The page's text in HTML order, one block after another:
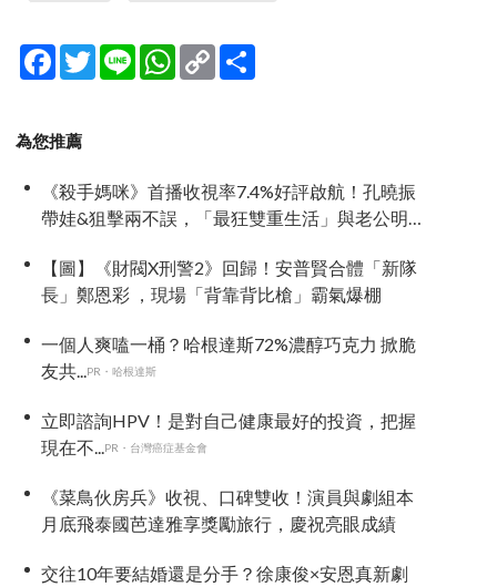
Facebook
TwitterLine WhatsApp
Copy
Link
為您推薦
《殺手媽咪》首播收視率7.4%好評啟航！孔曉振
帶娃&狙擊兩不誤，「最狂雙重生活」與老公明追
【圖】《財閥X刑警2》回歸！安普賢合體「新隊
長」鄭恩彩 ，現場「背靠背比槍」霸氣爆棚
一個人爽嗑一桶？哈根達斯72%濃醇巧克力 掀脆
友共...
PR・哈根達斯
立即諮詢HPV！是對自己健康最好的投資，把握
現在不...
PR・台灣癌症基金會
《菜鳥伙房兵》收視、口碑雙收！演員與劇組本
月底飛泰國芭達雅享獎勵旅行，慶祝亮眼成績
交往10年要結婚還是分手？徐康俊×安恩真新劇